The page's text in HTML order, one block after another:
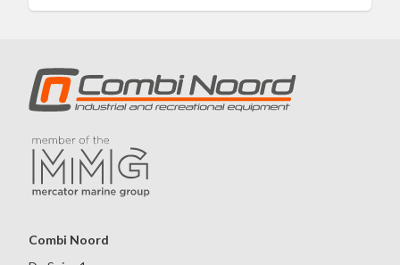
Combi Noord